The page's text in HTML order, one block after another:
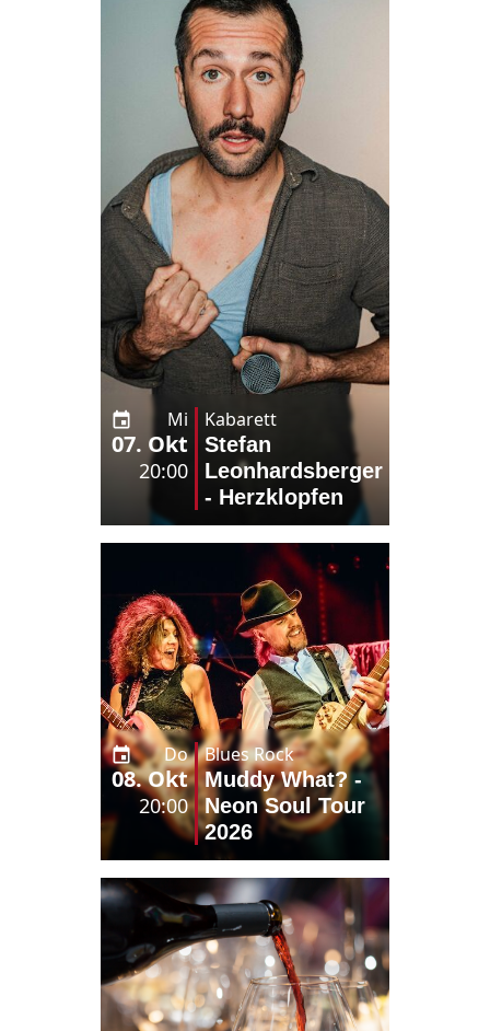
Mi
07. Okt
20:00
Kabarett
Stefan
Leonhardsberger
- Herzklopfen
Do
08. Okt
20:00
Blues Rock
Muddy What? -
Neon Soul Tour
2026